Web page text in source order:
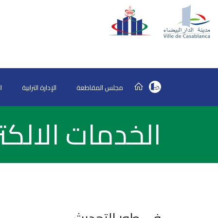
مجلس المقاطعة الإدارة الترابية
الخدمات